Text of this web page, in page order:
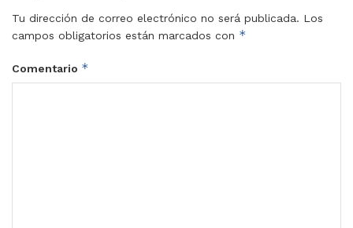
Tu dirección de correo electrónico no será publicada. Los
campos obligatorios están marcados con *
Comentario *